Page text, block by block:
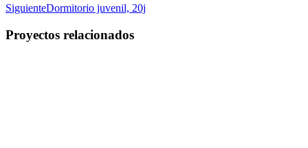
SiguienteProyecto
Dormitorio juvenil, 20j
Proyectos relacionados